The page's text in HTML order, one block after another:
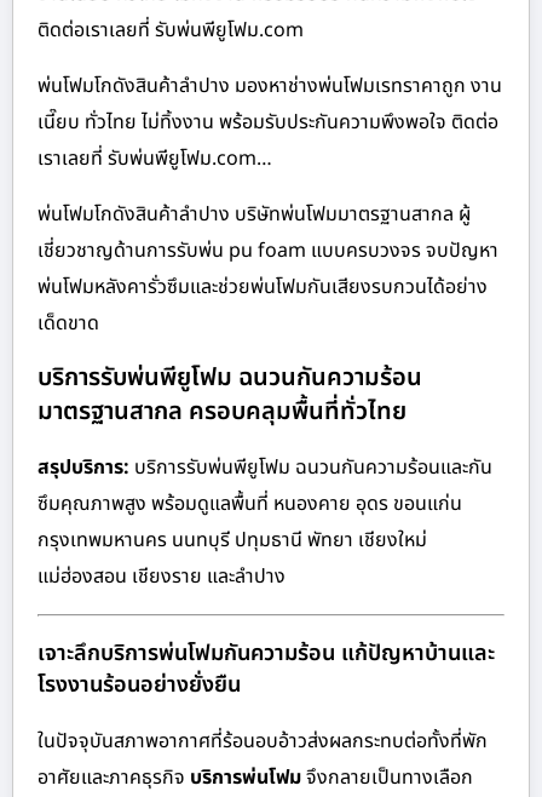
ติดต่อเราเลยที่ รับพ่นพียูโฟม.com
พ่นโฟมโกดังสินค้าลำปาง มองหาช่างพ่นโฟมเรทราคาถูก งาน
เนี๊ยบ ทั่วไทย ไม่ทิ้งงาน พร้อมรับประกันความพึงพอใจ ติดต่อ
เราเลยที่ รับพ่นพียูโฟม.com…
พ่นโฟมโกดังสินค้าลำปาง บริษัทพ่นโฟมมาตรฐานสากล ผู้
เชี่ยวชาญด้านการรับพ่น pu foam แบบครบวงจร จบปัญหา
พ่นโฟมหลังคารั่วซึมและช่วยพ่นโฟมกันเสียงรบกวนได้อย่าง
เด็ดขาด
บริการรับพ่นพียูโฟม ฉนวนกันความร้อน
มาตรฐานสากล ครอบคลุมพื้นที่ทั่วไทย
สรุปบริการ: บริการรับพ่นพียูโฟม ฉนวนกันความร้อนและกัน
ซึมคุณภาพสูง พร้อมดูแลพื้นที่ หนองคาย อุดร ขอนแก่น
กรุงเทพมหานคร นนทบุรี ปทุมธานี พัทยา เชียงใหม่
แม่ฮ่องสอน เชียงราย และลำปาง
เจาะลึกบริการพ่นโฟมกันความร้อน แก้ปัญหาบ้านและ
โรงงานร้อนอย่างยั่งยืน
ในปัจจุบันสภาพอากาศที่ร้อนอบอ้าวส่งผลกระทบต่อทั้งที่พัก
อาศัยและภาคธุรกิจ บริการพ่นโฟมจึงกลายเป็นทางเลือก